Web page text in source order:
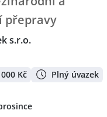
přepravy
s.r.o.
Kč Plný úvazek